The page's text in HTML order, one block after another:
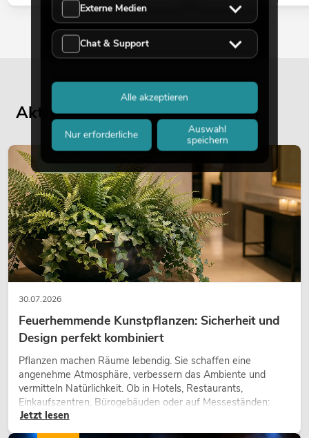
Aktuelle Blogbeiträge
30.07.2026
Feuerhemmende Kunstpflanzen: Sicherheit und
Design perfekt kombiniert
Pflanzen machen Räume lebendig. Sie schaffen eine
angenehme Atmosphäre, verbessern das Ambiente und
vermitteln Natürlichkeit. Ob in Hotels, Restaurants,
Einkaufszentren, Bürogebäuden oder auf Messeständen:
eine hochwertige Begrünung gehört heute längst zum
modernen Raumkonzept.
Jetzt lesen
Externe Medien
Chat & Support
Nur erforderliche
Auswahl
speichern
Alle akzeptieren